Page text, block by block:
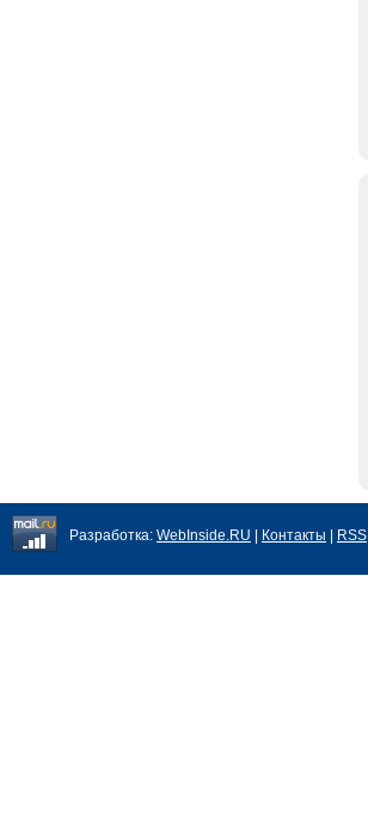
Разработка: WebInside.RU Контакты RSS